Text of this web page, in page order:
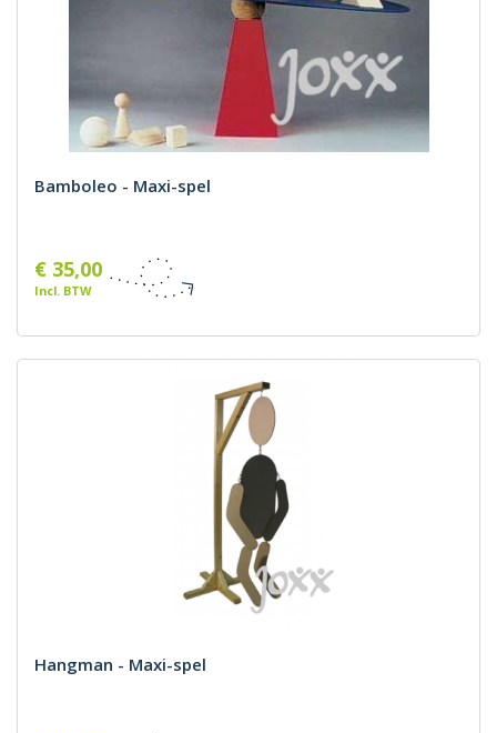
Bamboleo - Maxi-spel
€ 35,00
Incl. BTW
Hangman - Maxi-spel